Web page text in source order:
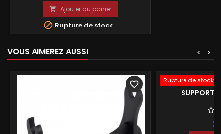
 Ajouter au panier
 Rupture de stock
VOUS AIMEREZ AUSSI >
<
favorite_border Rupture de stock
SUPPORT